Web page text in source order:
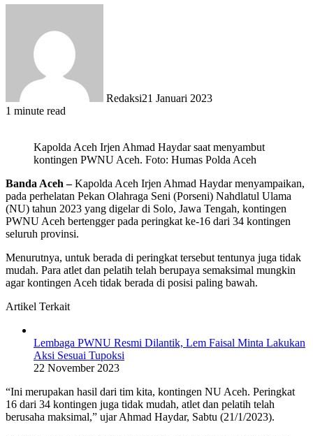
Redaksi21 Januari 2023
1 minute read
Kapolda Aceh Irjen Ahmad Haydar saat menyambut
kontingen PWNU Aceh. Foto: Humas Polda Aceh
Banda Aceh –Kapolda Aceh Irjen Ahmad Haydar menyampaikan,
pada perhelatan Pekan Olahraga Seni (Porseni) Nahdlatul Ulama
(NU) tahun 2023 yang digelar di Solo, Jawa Tengah, kontingen
PWNU Aceh bertengger pada peringkat ke-16 dari 34 kontingen
seluruh provinsi.
Menurutnya, untuk berada di peringkat tersebut tentunya juga tidak
mudah. Para atlet dan pelatih telah berupaya semaksimal mungkin
agar kontingen Aceh tidak berada di posisi paling bawah.
Artikel Terkait
Lembaga PWNU Resmi Dilantik, Lem Faisal Minta Lakukan
Aksi Sesuai Tupoksi
22 November 2023
“Ini merupakan hasil dari tim kita, kontingen NU Aceh. Peringkat
16 dari 34 kontingen juga tidak mudah, atlet dan pelatih telah
berusaha maksimal,” ujar Ahmad Haydar, Sabtu (21/1/2023).